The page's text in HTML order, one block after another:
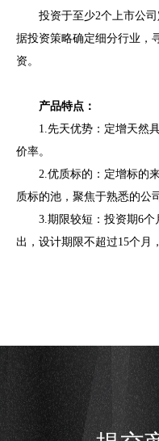
投资于至少2个上市公
据投资策略确定细分行业，
资。
产品特点：
1.先天优势：定增天然
价率。
2.优质标的：定增标的
质标的池，聚焦于熟悉的公
3.期限较短：投资期6
出，设计期限不超过15个月